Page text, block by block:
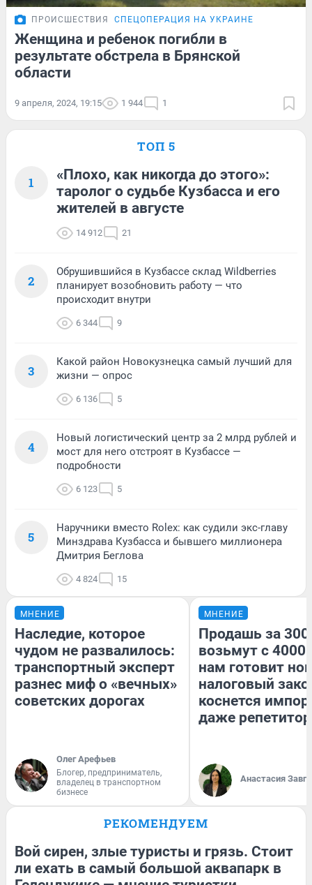
ПРОИСШЕСТВИЯ СПЕЦОПЕРАЦИЯ НА УКРАИНЕ
Женщина и ребенок погибли в
результате обстрела в Брянской
области
9 апреля, 2024, 19:15 1 944 1
ТОП 5
1
«Плохо, как никогда до этого»:
таролог о судьбе Кузбасса и его
жителей в августе
14 912 21
2
Обрушившийся в Кузбассе склад Wildberries
планирует возобновить работу — что
происходит внутри
6 344 9
3
Какой район Новокузнецка самый лучший для
жизни — опрос
6 136 5
4
Новый логистический центр за 2 млрд рублей и
мост для него отстроят в Кузбассе —
подробности
6 123 5
5
Наручники вместо Rolex: как судили экс-главу
Минздрава Кузбасса и бывшего миллионера
Дмитрия Беглова
4 824 15
МНЕНИЕ
Наследие, которое
чудом не развалилось:
транспортный эксперт
разнес миф о «вечных»
советских дорогах
Олег Арефьев
Блогер, предприниматель,
владелец в транспортном
бизнесе
МНЕНИЕ
Продашь за
возьмут с
нам готовит
налоговый
коснется
даже
Анастасия
РЕКОМЕНДУЕМ
Вой сирен, злые туристы и грязь. Стоит
ли ехать в самый большой аквапарк в